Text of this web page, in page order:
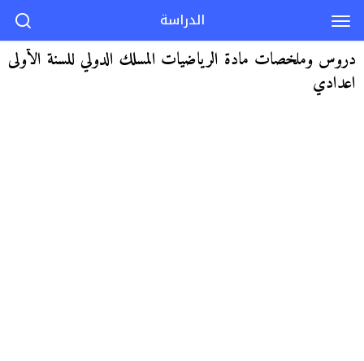
دروس وملخصات مادة الرياضيات المسلك الدولي للسنة الأولى
اعدادي
الدراسة